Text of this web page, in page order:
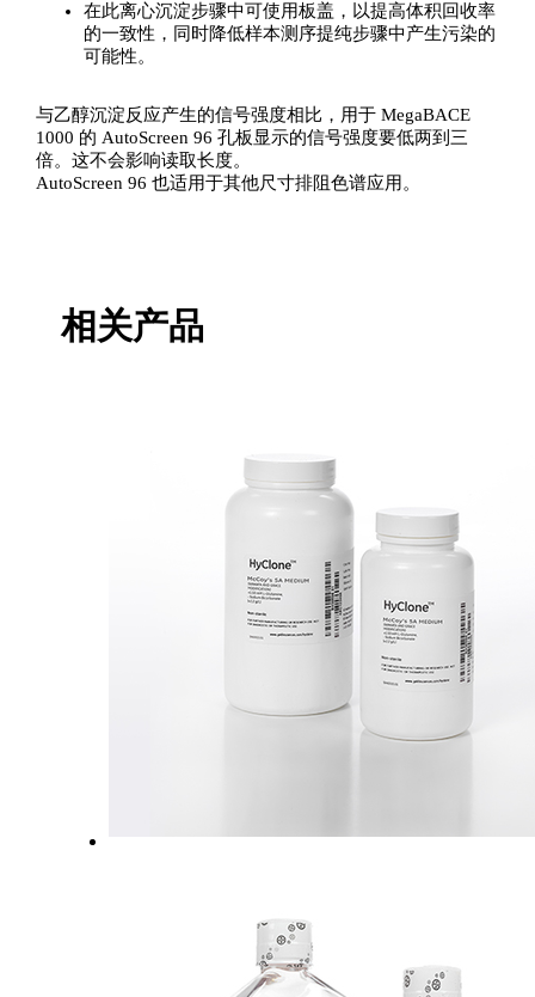
在此离心沉淀步骤中可使用板盖，以提高体积回收率
的一致性，同时降低样本测序提纯步骤中产生污染的
可能性。
与乙醇沉淀反应产生的信号强度相比，用于 MegaBACE
1000 的 AutoScreen 96 孔板显示的信号强度要低两到三
倍。这不会影响读取长度。
AutoScreen 96 也适用于其他尺寸排阻色谱应用。
相关产品